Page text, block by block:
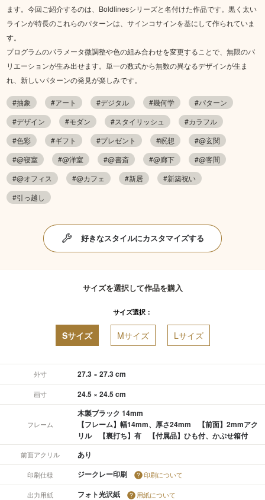
ます。今回ご紹介するのは、Boldlinesシリーズと名付けた作品です。黒く太い
ラインが特長のこれらのパターンは、サインコサインを基にして作られていま
す。
プログラムのパラメータ微調整や色の組み合わせを変更することで、無限のバ
リエーションが生み出せます。単一の数式から無数の異なるデザインが生ま
れ、新しいパターンの発見が楽しみです。
#抽象 #アート #デジタル #幾何学
#パターン
#デザイン
#モダン #スタイリッシュ
#カラフル
#色彩
#ギフト #プレゼント #瞑想
#@玄関
#@寝室
#@洋室 #@書斎 #@廊下
#@客間
#@オフィス
#@カフェ #新居
#新築祝い
#引っ越し
好きなスタイルにカスタマイズする
サイズを選択して作品を購入
サイズ選択：
Sサイズ Mサイズ Lサイズ
外寸 27.3 × 27.3 cm
画寸 24.5 × 24.5 cm
フレーム
木製ブラック 14mm
【フレーム】幅14mm、厚さ24mm 【前面】2mmアク
リル 【裏打ち】有 【付属品】ひも付、かぶせ箱付
前面アクリル あり
印刷仕様 ジークレー印刷 印刷について
出力用紙 フォト光沢紙 用紙について